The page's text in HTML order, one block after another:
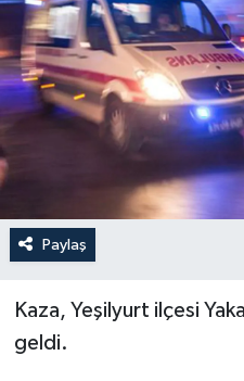
Paylaş
Kaza, Yeşilyurt ilçesi
geldi.
Politika
Sağlık
Teknoloji
Yaşam